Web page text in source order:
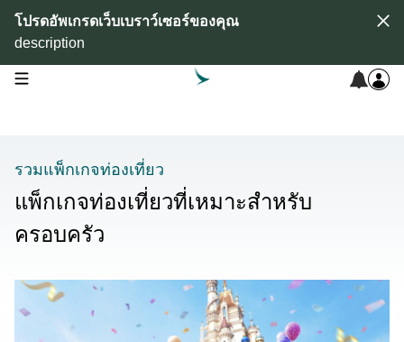
โปรดอัพเกรดเว็บเบราว์เซอร์ของคุณ
description
open navigation menu
รวมแพ็กเกจท่องเที่ยว
แพ็กเกจท่องเที่ยวที่เหมาะสำหรับ
ครอบครัว